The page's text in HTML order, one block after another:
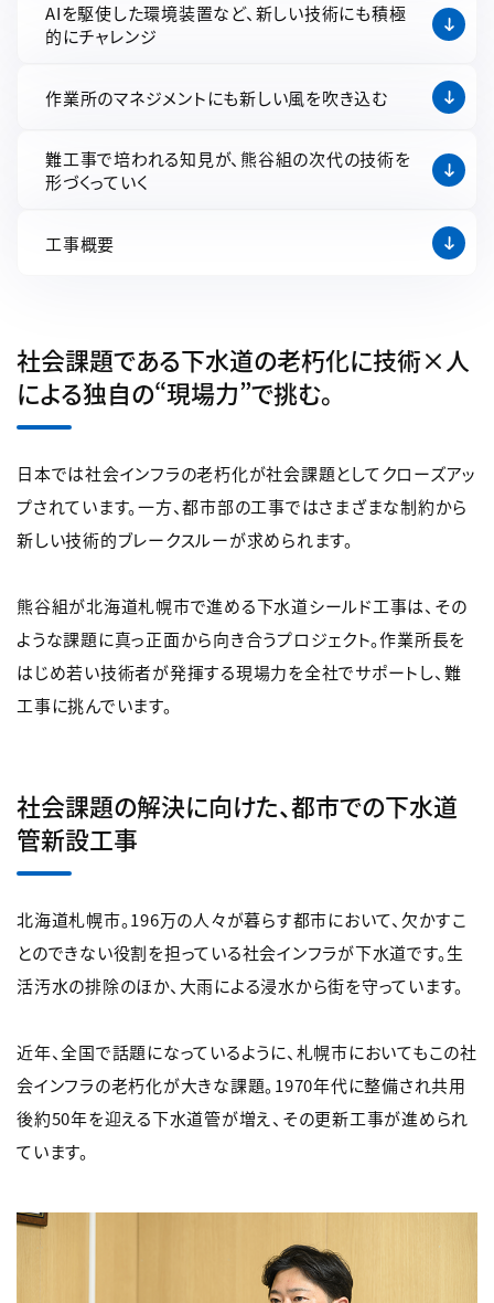
AIを駆使した環境装置など、新しい技術にも積極
的にチャレンジ
作業所のマネジメントにも新しい風を吹き込む
難工事で培われる知見が、熊谷組の次代の技術を
形づくっていく
工事概要
社会課題である下水道の老朽化に技術×人
による独自の“現場力”で挑む。
日本では社会インフラの老朽化が社会課題としてクローズアッ
プされています。一方、都市部の工事ではさまざまな制約から
新しい技術的ブレークスルーが求められます。
熊谷組が北海道札幌市で進める下水道シールド工事は、その
ような課題に真っ正面から向き合うプロジェクト。作業所長を
はじめ若い技術者が発揮する現場力を全社でサポートし、難
工事に挑んでいます。
社会課題の解決に向けた、都市での下水道
管新設工事
北海道札幌市。196万の人々が暮らす都市において、欠かすこ
とのできない役割を担っている社会インフラが下水道です。生
活汚水の排除のほか、大雨による浸水から街を守っています。
近年、全国で話題になっているように、札幌市においてもこの社
会インフラの老朽化が大きな課題。1970年代に整備され共用
後約50年を迎える下水道管が増え、その更新工事が進められ
ています。